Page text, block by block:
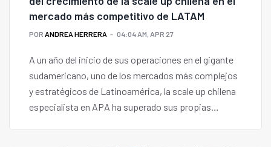
mercado más competitivo de LATAM
POR ANDREA HERRERA 04:04 AM, APR 27
A un año del inicio de sus operaciones en el gigante
sudamericano, uno de los mercados más complejos
y estratégicos de Latinoamérica, la scale up chilena
especialista en APA ha superado sus propias